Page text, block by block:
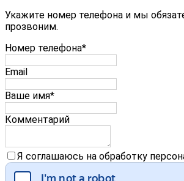
Укажите номер телефона и мы
прозвоним.
Номер телефона*
Email
Ваше имя*
Комментарий
Я соглашаюсь на обработку